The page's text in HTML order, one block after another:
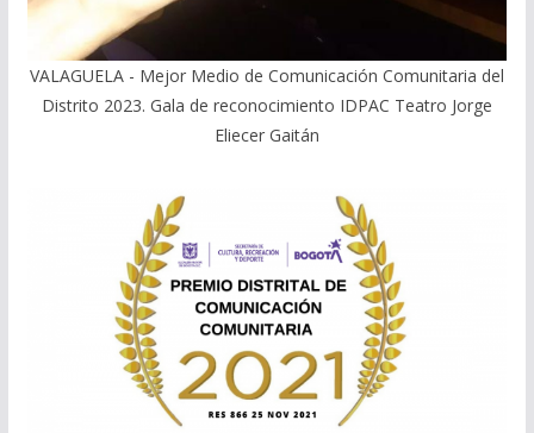
VALAGUELA - Mejor Medio de Comunicación Comunitaria del
Distrito 2023. Gala de reconocimiento IDPAC Teatro Jorge
Eliecer Gaitán